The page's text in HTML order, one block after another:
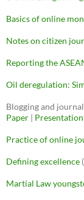
Basics of online
Notes on citizen
Reporting the
Oil deregulation:
Blogging and
Paper | Presentation
Practice of online
Defining excellence
Martial Law